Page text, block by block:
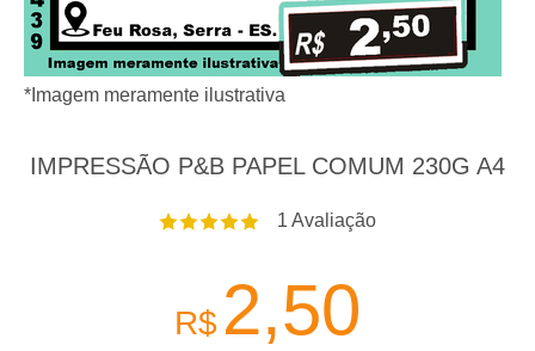
*Imagem meramente ilustrativa
IMPRESSÃO P&B PAPEL COMUM 230G A4
1 Avaliação
R$ 2,50